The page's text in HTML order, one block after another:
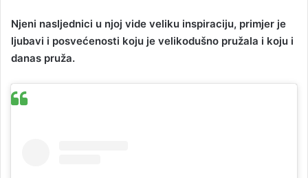
Njeni nasljednici u njoj vide veliku inspiraciju, primjer je
ljubavi i posvećenosti koju je velikodušno pružala i koju i
danas pruža.